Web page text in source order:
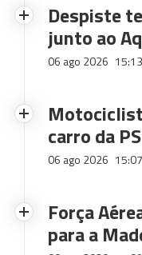
Despiste
junto ao
06 ago 2026 15:13
carro da
06 ago 2026 15:07
Força
para a